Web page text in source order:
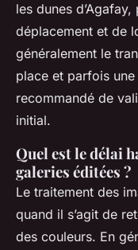
les dunes
déplacement et de
généralement le
place et parfois
recommandé de
initial.
Quel est le délai
galeries éditées ?
Le traitement des
quand il s’agit de
des couleurs. En